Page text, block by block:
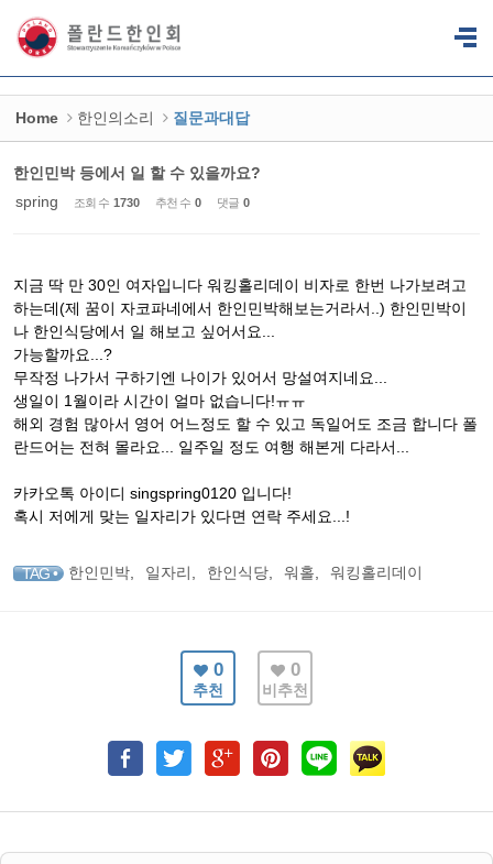
Home 한인의소리 질문과대답
한인민박 등에서 일 할 수 있을까요?
spring
조회 수 1730 추천 수 0 댓글 0
지금 딱 만 30인 여자입니다 워킹홀리데이 비자로 한번 나가보려고
하는데(제 꿈이 자코파네에서 한인민박해보는거라서..) 한인민박이
나 한인식당에서 일 해보고 싶어서요...
가능할까요...?
무작정 나가서 구하기엔 나이가 있어서 망설여지네요...
생일이 1월이라 시간이 얼마 없습니다!ㅠㅠ
해외 경험 많아서 영어 어느정도 할 수 있고 독일어도 조금 합니다 폴
란드어는 전혀 몰라요... 일주일 정도 여행 해본게 다라서...
카카오톡 아이디 singspring0120 입니다!
혹시 저에게 맞는 일자리가 있다면 연락 주세요...!
TAG • 한인민박 일자리 한인식당 워홀 워킹홀리데이
0
추천
0
비추천